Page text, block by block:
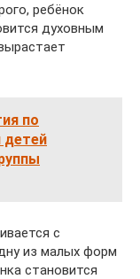
ребёнок
духовным
по
детей
с
из малых форм
становится